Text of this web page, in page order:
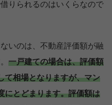
りられるのはいくらなので
いのは、不動産評価額が融
一戸建ての場合は、評価額
て相場となりますが、マン
にとどまります。評価額は